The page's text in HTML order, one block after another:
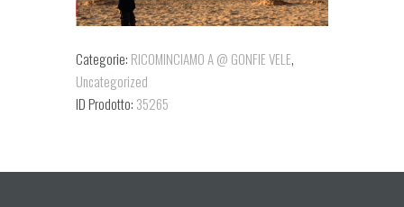
Categorie: RICOMINCIAMO A @ GONFIE VELE,
Uncategorized
ID Prodotto: 35265